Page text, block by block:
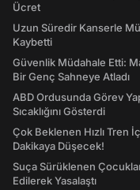
Ücret
Uzun Süredir Kanserle
Kaybetti
Güvenlik Müdahale Etti:
Bir Genç Sahneye Atladı
ABD Ordusunda Görev
Sıcaklığını Gösterdi
Çok Beklenen Hızlı Tren
Dakikaya Düşecek!
Suça Sürüklenen
Edilerek Yasalaştı